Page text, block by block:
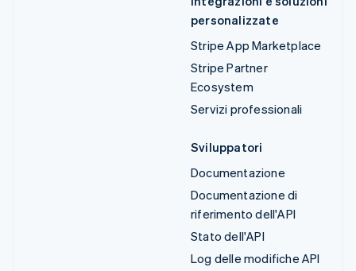
personalizzate
Stripe App Marketplace
Stripe Partner
Ecosystem
Servizi professionali
Sviluppatori
Documentazione
Documentazione di
riferimento dell'API
Stato dell'API
Log delle modifiche API